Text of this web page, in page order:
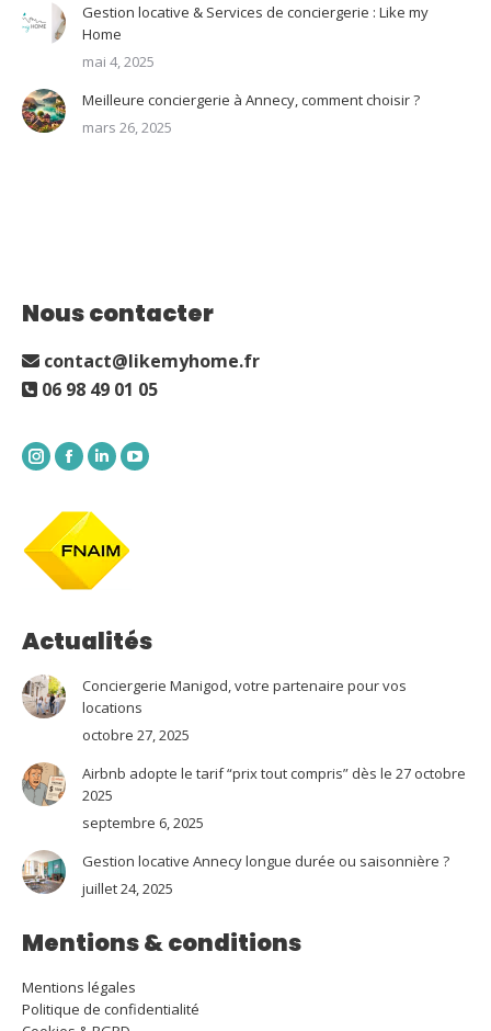
Gestion locative & Services de conciergerie : Like my
Home
mai 4, 2025
Meilleure conciergerie à Annecy, comment choisir ?
mars 26, 2025
Nous contacter
contact@likemyhome.fr
06 98 49 01 05
InstagramFacebook
LinkedInYouTube
Actualités
Conciergerie Manigod, votre partenaire pour vos
locations
octobre 27, 2025
Airbnb adopte le tarif “prix tout compris” dès le 27 octobre
2025
septembre 6, 2025
Gestion locative Annecy longue durée ou saisonnière ?
juillet 24, 2025
Mentions & conditions
Mentions légales
Politique de confidentialité